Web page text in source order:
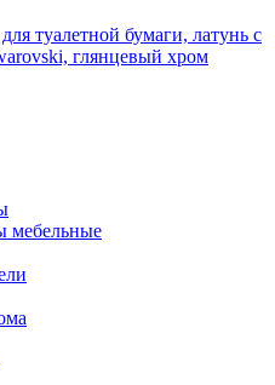
туалетной бумаги, латунь с
глянцевый хром
мебельные